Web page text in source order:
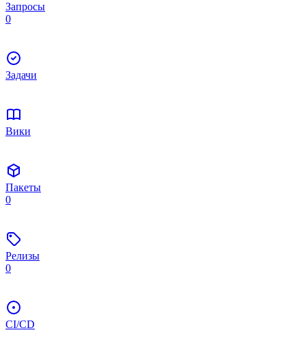
Запросы
0
Задачи
Вики
Пакеты
0
Релизы
0
CI/CD